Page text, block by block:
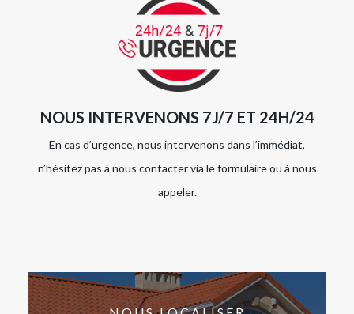
NOUS INTERVENONS 7J/7 ET 24H/24
En cas d’urgence, nous intervenons dans l’immédiat,
n’hésitez pas à nous contacter via le formulaire ou à nous
appeler.